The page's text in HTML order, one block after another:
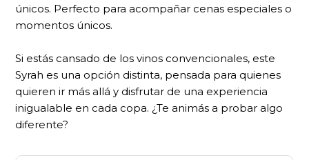
únicos. Perfecto para acompañar cenas especiales o
momentos únicos.
Si estás cansado de los vinos convencionales, este
Syrah es una opción distinta, pensada para quienes
quieren ir más allá y disfrutar de una experiencia
inigualable en cada copa. ¿Te animás a probar algo
diferente?